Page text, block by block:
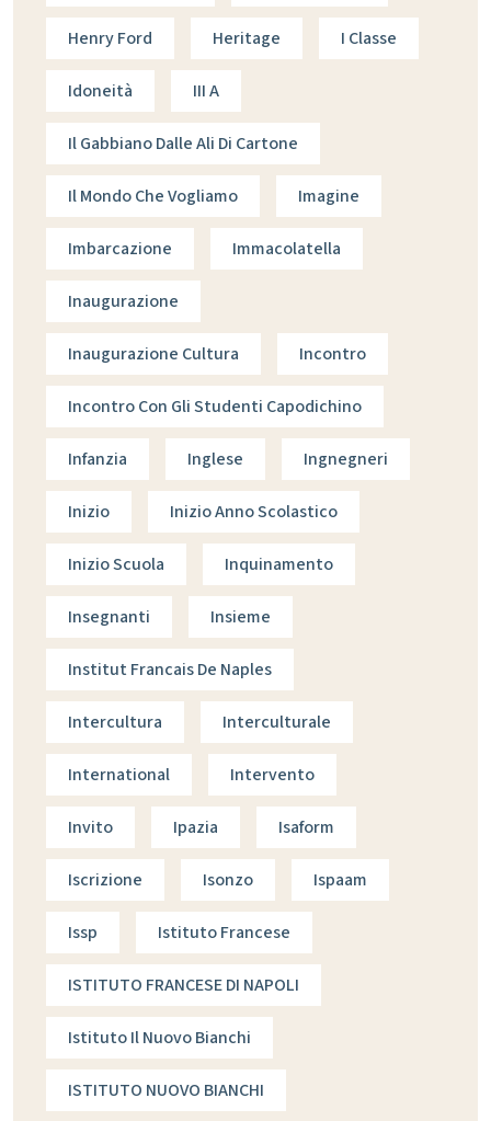
Henry Ford Heritage I Classe
Idoneità III A
Il Gabbiano Dalle Ali Di Cartone
Il Mondo Che Vogliamo Imagine
Imbarcazione Immacolatella
Inaugurazione
Inaugurazione Cultura Incontro
Incontro Con Gli Studenti Capodichino
Infanzia Inglese Ingnegneri
Inizio Inizio Anno Scolastico
Inizio Scuola Inquinamento
Insegnanti Insieme
Institut Francais De Naples
Intercultura Interculturale
International Intervento
Invito Ipazia Isaform
Iscrizione Isonzo Ispaam
Issp Istituto Francese
ISTITUTO FRANCESE DI NAPOLI
Istituto Il Nuovo Bianchi
ISTITUTO NUOVO BIANCHI